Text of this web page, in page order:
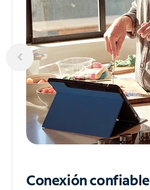
Conexión confiable